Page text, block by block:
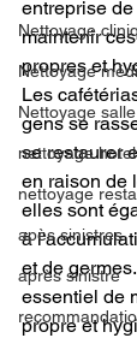
Nettoyage
Nettoyage
Nettoyage
nettoyage hotel
nettoyage
apès sinistres
après sinistre
entreprise
maintenir
propres et
Les
gens se
se restaurer
en raison de
elles sont
à
et de
essentiel de
propre et